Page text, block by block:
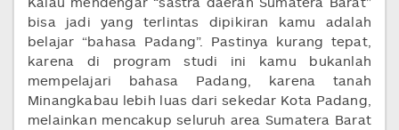
bisa jadi yang terlintas dipikiran kamu adalah
belajar “bahasa Padang”. Pastinya kurang tepat,
karena di program studi ini kamu bukanlah
mempelajari bahasa Padang, karena tanah
Minangkabau lebih luas dari sekedar Kota Padang,
melainkan mencakup seluruh area Sumatera Barat